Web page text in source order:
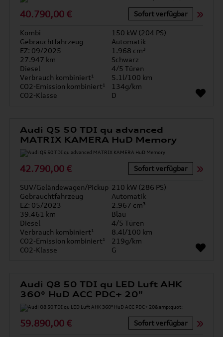
40.790,00 € Sofort verfügbar
Kombi
150 kW (204 PS)
Gebrauchtfahrzeug
Automatik
EZ: 09/2025
1.968 cm³
27.947 km
Schwarz
Diesel
4/5 Türen
Verbrauch kombiniert¹
5.1l/100 km
CO2-Emission kombiniert¹
134g/km
CO2-Klasse
D
Audi Q5 50 TDI qu advanced
MATRIX KAMERA HuD Memory
42.790,00 € Sofort verfügbar
SUV/Geländewagen/Pickup 210 kW (286 PS)
Gebrauchtfahrzeug
Automatik
EZ: 05/2023
2.967 cm³
39.461 km
Blau
Diesel
4/5 Türen
Verbrauch kombiniert¹
8.4l/100 km
CO2-Emission kombiniert¹
219g/km
CO2-Klasse
G
Audi Q8 50 TDI qu LED Luft AHK
360° HuD ACC PDC+ 20"
59.890,00 € Sofort verfügbar